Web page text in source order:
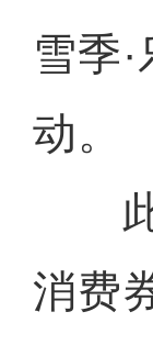
雪季
动。
此
消费